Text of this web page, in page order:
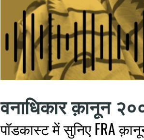
वनाधिकार क़ानून
पॉडकास्ट में सुनिए FRA